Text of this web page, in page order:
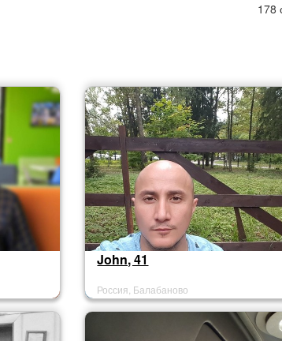
178
John, 41
Россия, Балабаново